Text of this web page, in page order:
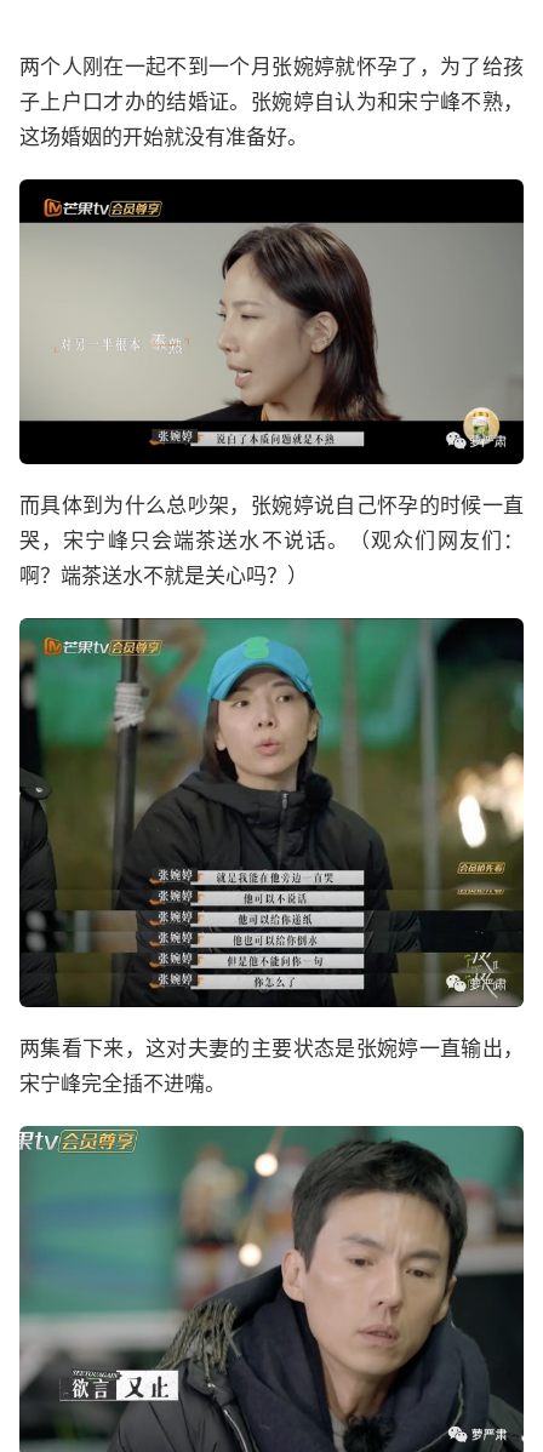
两个人刚在一起不到一个月张婉婷就怀孕了，为了给孩
子上户口才办的结婚证。张婉婷自认为和宋宁峰不熟，
这场婚姻的开始就没有准备好。
而具体到为什么总吵架，张婉婷说自己怀孕的时候一直
哭，宋宁峰只会端茶送水不说话。（观众们网友们：
啊？端茶送水不就是关心吗？）
两集看下来，这对夫妻的主要状态是张婉婷一直输出，
宋宁峰完全插不进嘴。